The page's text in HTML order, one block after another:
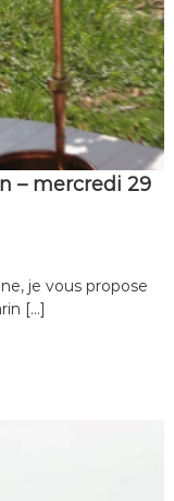
– mercredi 29
je vous propose
[…]